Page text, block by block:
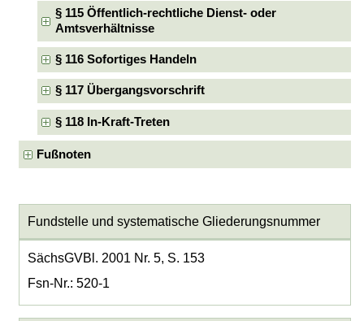
§ 115 Öffentlich-rechtliche Dienst- oder
Amtsverhältnisse
§ 116 Sofortiges Handeln
§ 117 Übergangsvorschrift
§ 118 In-Kraft-Treten
Fußnoten
Fundstelle und systematische Gliederungsnummer
SächsGVBl. 2001 Nr. 5, S. 153
Fsn-Nr.: 520-1